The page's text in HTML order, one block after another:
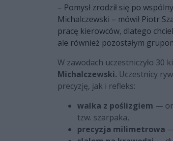
– Pomysł zrodził się po
Michalczewski – mówił Piotr
pracę kierowców, dlatego
ale również pozostałym
W zawodach uczestniczyło
Michalczewski. Uczestnicy
precyzję, jak i refleks:
walka z poślizgiem —
tzw. szarpaka,
precyzja milimetrowa